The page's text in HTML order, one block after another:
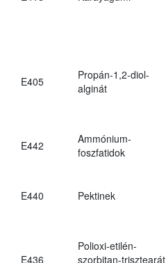
E405
Propán-1,2-diol-
alginát
E442
Ammónium-
foszfatidok
E440 Pektinek
E436
Polioxi-etilén-
szorbitan-trisztearát